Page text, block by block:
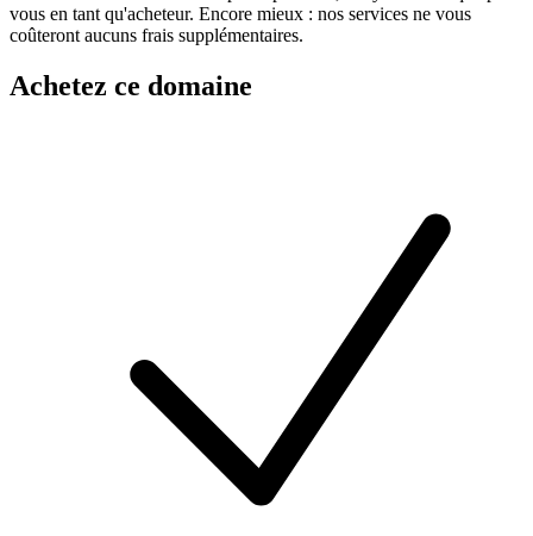
vous en tant qu'acheteur. Encore mieux : nos services ne vous
coûteront aucuns frais supplémentaires.
Achetez ce domaine